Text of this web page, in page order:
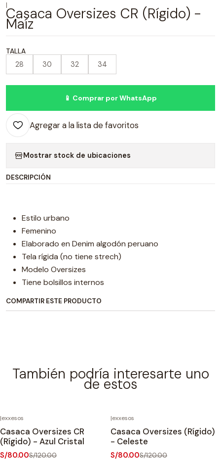
|Casaca Oversizes CR (Rígido) -
Maíz
TALLA
28 30 32 34
📱 Comprar por WhatsApp
Agregar a la lista de favoritos
Mostrar stock de ubicaciones
DESCRIPCIÓN
Estilo urbano
Femenino
Elaborado en Denim algodón peruano
Tela rígida (no tiene strech)
Modelo Oversizes
Tiene bolsillos internos
COMPARTIR ESTE PRODUCTO
También podría interesarte uno
de estos
Agotado
|exxesos
Casaca Oversizes CR
(Rígido) - Azul Cristal
S/80.00S/120.00
Agotado
|exxesos
Casaca Oversizes (Rígido)
- Celeste
S/80.00S/120.00